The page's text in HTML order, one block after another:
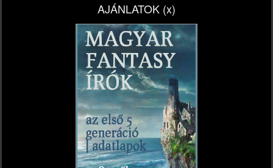
AJÁNLATOK (x)